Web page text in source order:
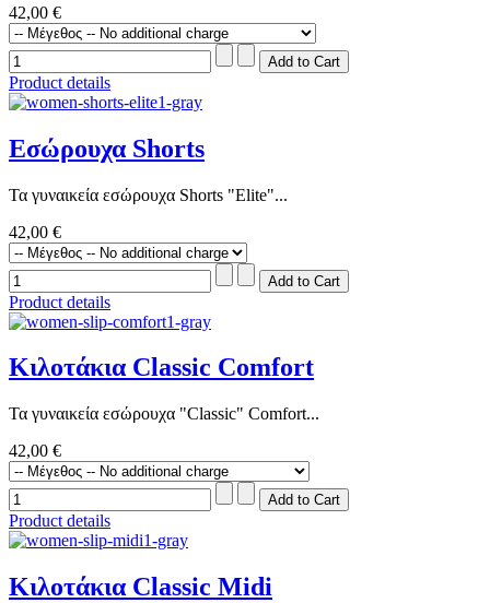
42,00 €
Product details
Εσώρουχα Shorts
Τα γυναικεία εσώρουχα Shorts "Elite"...
42,00 €
Product details
Κιλοτάκια Classic Comfort
Τα γυναικεία εσώρουχα "Classic" Comfort...
42,00 €
Product details
Κιλοτάκια Classic Midi